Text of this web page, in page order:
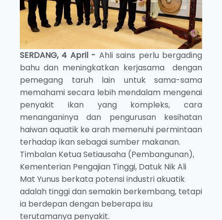
SERDANG, 4 April - Ahli sains perlu bergading
bahu dan meningkatkan kerjasama dengan
pemegang taruh lain untuk sama-sama
memahami secara lebih mendalam mengenai
penyakit ikan yang kompleks, cara
menanganinya dan pengurusan kesihatan
haiwan aquatik ke arah memenuhi permintaan
terhadap ikan sebagai sumber makanan.
Timbalan Ketua Setiausaha (Pembangunan),
Kementerian Pengajian Tinggi, Datuk Nik Ali
Mat Yunus berkata potensi industri akuatik
adalah tinggi dan semakin berkembang, tetapi
ia berdepan dengan beberapa isu
terutamanya penyakit.